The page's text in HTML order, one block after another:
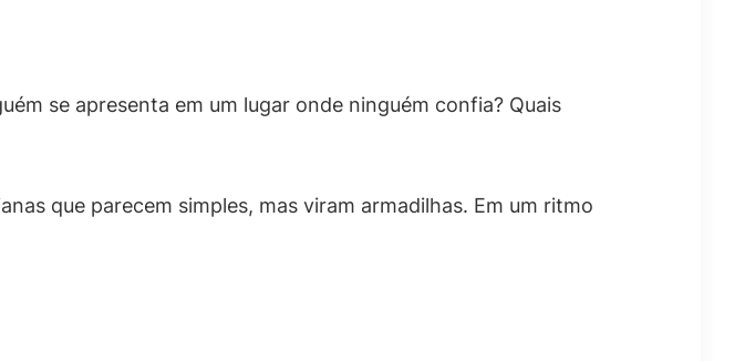
se apresenta em um lugar onde ninguém confia? Quais
que parecem simples, mas viram armadilhas. Em um ritmo